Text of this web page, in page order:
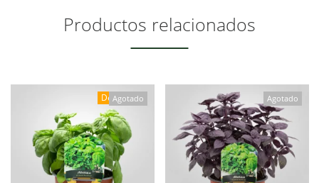
Productos relacionados
Destacado
Agotado Agotado